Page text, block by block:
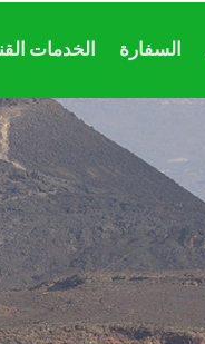
السفارة الخدمات